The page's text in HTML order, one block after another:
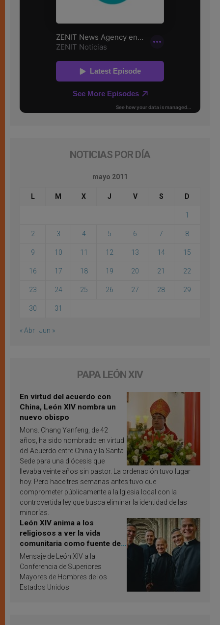
NOTICIAS POR DÍA
mayo 2011
L M X J V S D
1
2 3 4 5 6 7 8
9 10 11 12 13 14 15
16 17 18 19 20 21 22
23 24 25 26 27 28 29
30 31
« Abr Jun »
PAPA LEÓN XIV
En virtud del acuerdo con
China, León XIV nombra un
nuevo obispo
Mons. Chang Yanfeng, de 42
años, ha sido nombrado en virtud
del Acuerdo entre China y la Santa
Sede para una diócesis que
llevaba veinte años sin pastor. La ordenación tuvo lugar
hoy. Pero hace tres semanas antes tuvo que
comprometer públicamente a la Iglesia local con la
controvertida ley que busca eliminar la identidad de las
minorías.
León XIV anima a los
religiosos a ver la vida
comunitaria como fuente de
inspiración y santificación
Mensaje de León XIV a la
Conferencia de Superiores
Mayores de Hombres de los
Estados Unidos